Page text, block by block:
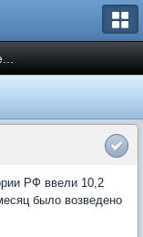
РФ ввели 10,2
было возведено